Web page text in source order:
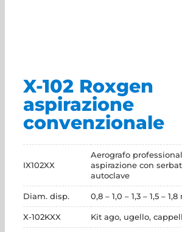
X-102 Roxgen
aspirazione
convenzionale
IX102XX
Aerografo
aspirazione con
autoclave
Diam. disp. 0,8 – 1,0 – 1,3 – 1,5 –
X-102KXX Kit ago, ugello,